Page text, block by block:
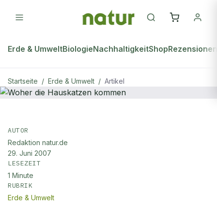
Erde & UmweltBiologieNachhaltigkeitShopRezensionen
Startseite / Erde & Umwelt / Artikel
Woher die Hauskatzen kommen
AUTOR
Redaktion natur.de
29. Juni 2007
LESEZEIT
1 Minute
RUBRIK
Erde & Umwelt